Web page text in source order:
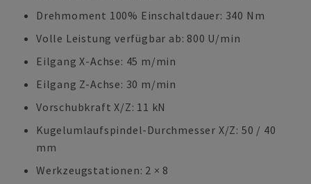
Drehmoment 100% Einschaltdauer: 340 Nm
Volle Leistung verfügbar ab: 800 U/min
Eilgang X-Achse: 45 m/min
Eilgang Z-Achse: 30 m/min
Vorschubkraft X/Z: 11 kN
Kugelumlaufspindel-Durchmesser X/Z: 50 / 40
mm
Werkzeugstationen: 2 × 8